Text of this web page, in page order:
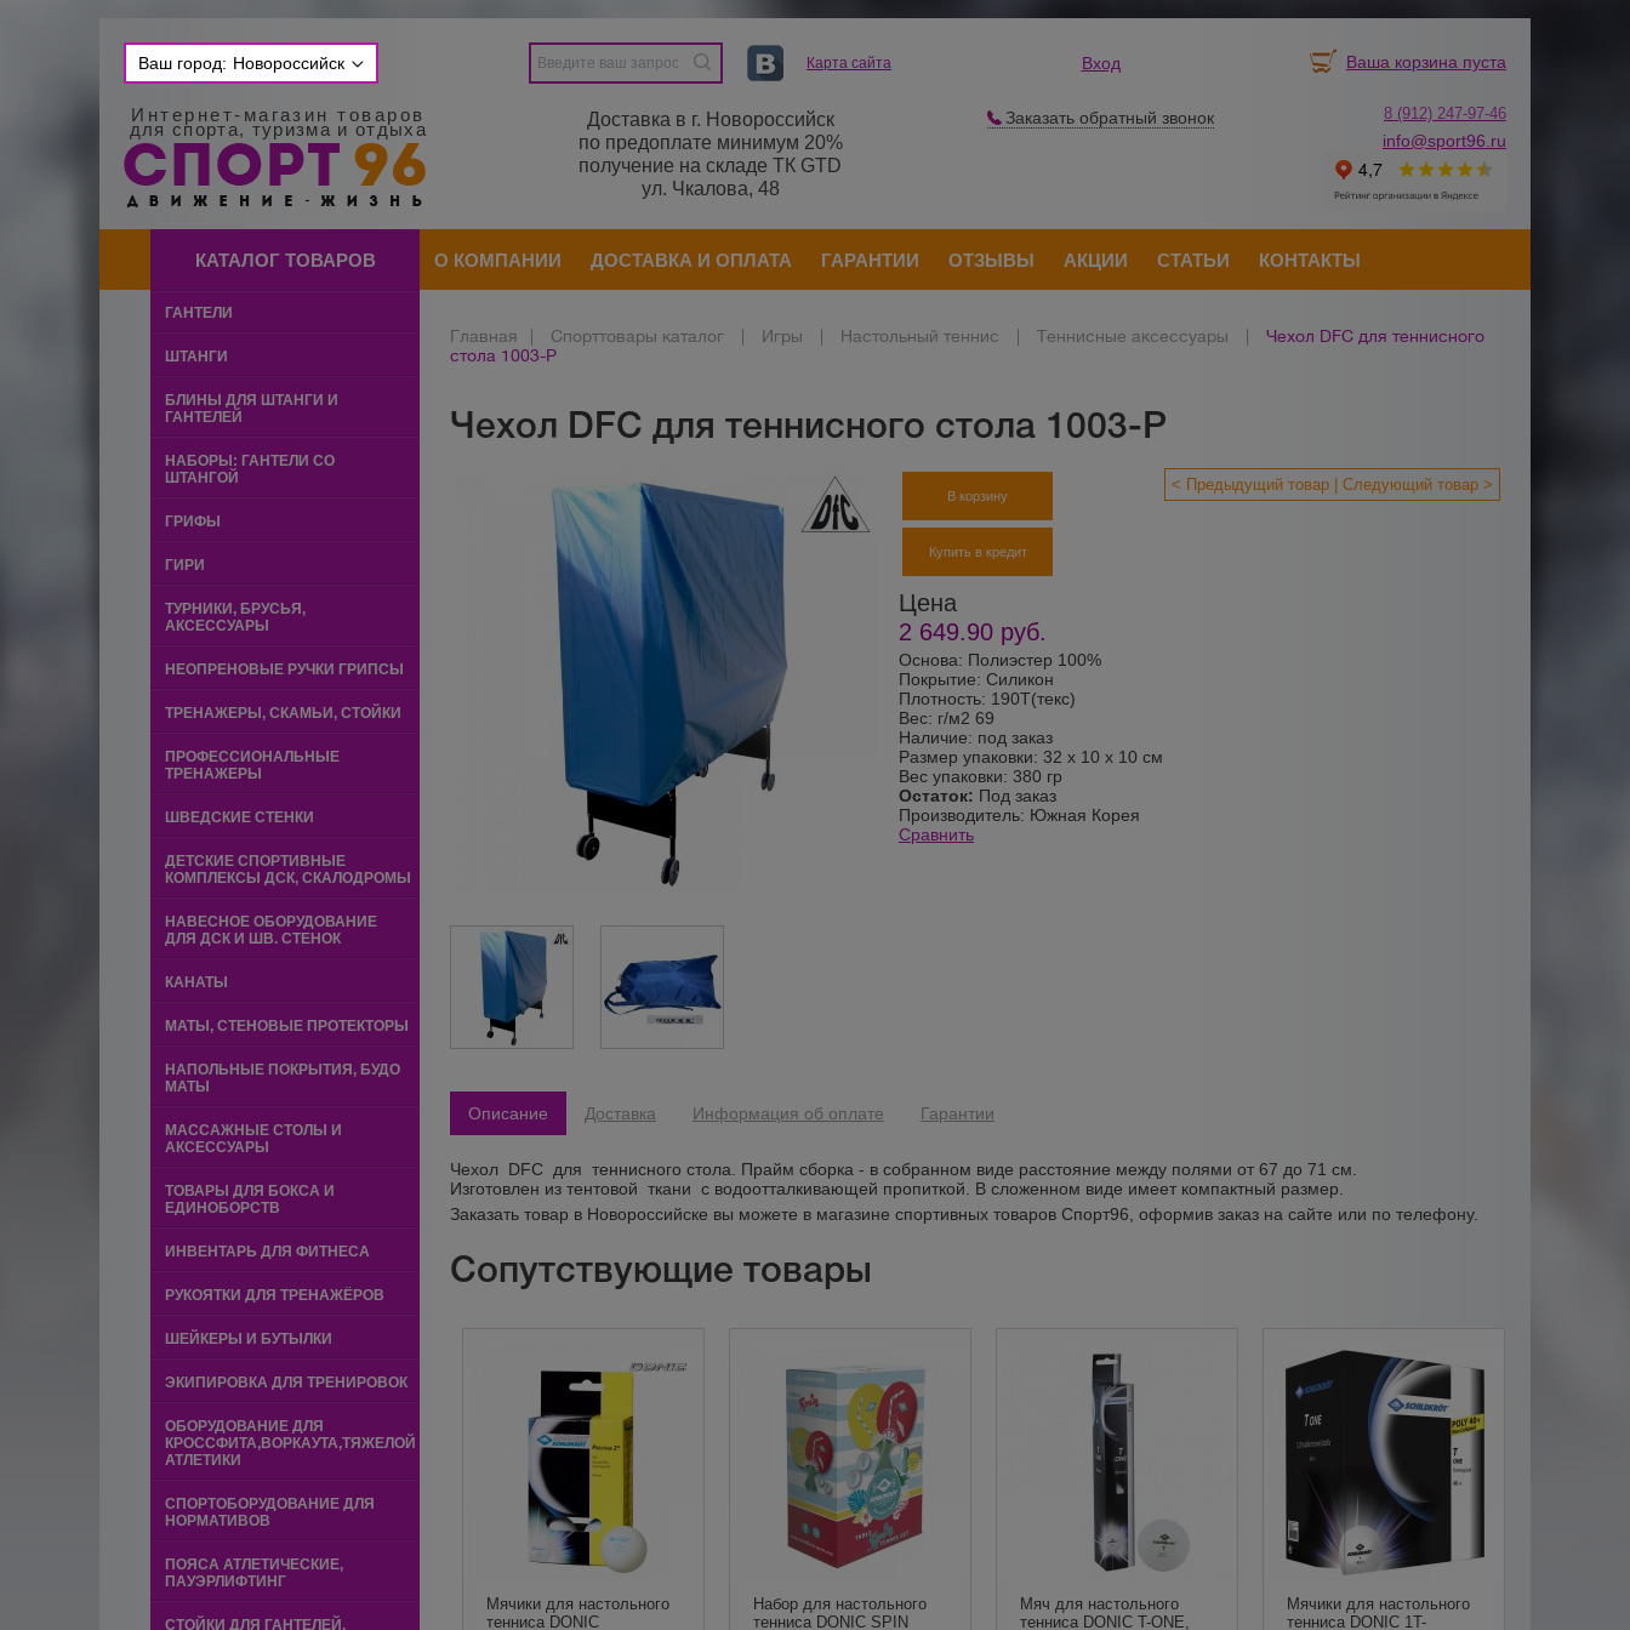
Ваш город: Новороссийск
Интернет-магазин товаров
для спорта, туризма и отдыха
Карта сайта
Доставка в г. Новороссийск
по предоплате минимум 20%
получение на складе ТК GTD
ул. Чкалова, 48
Вход
Заказать обратный звонок
Ваша корзина пуста
8 (912) 247-97-46
info@sport96.ru
КАТАЛОГ ТОВАРОВ О КОМПАНИИ ДОСТАВКА И ОПЛАТА ГАРАНТИИ ОТЗЫВЫ АКЦИИ СТАТЬИ КОНТАКТЫ
ГАНТЕЛИ
ШТАНГИ
БЛИНЫ ДЛЯ ШТАНГИ И
ГАНТЕЛЕЙ
НАБОРЫ: ГАНТЕЛИ СО
ШТАНГОЙ
ГРИФЫ
ГИРИ
ТУРНИКИ, БРУСЬЯ,
АКСЕССУАРЫ
НЕОПРЕНОВЫЕ РУЧКИ ГРИПСЫ
ТРЕНАЖЕРЫ, СКАМЬИ, СТОЙКИ
ПРОФЕССИОНАЛЬНЫЕ
ТРЕНАЖЕРЫ
ШВЕДСКИЕ СТЕНКИ
ДЕТСКИЕ СПОРТИВНЫЕ
КОМПЛЕКСЫ ДСК, СКАЛОДРОМЫ
НАВЕСНОЕ ОБОРУДОВАНИЕ
ДЛЯ ДСК И ШВ. СТЕНОК
КАНАТЫ
МАТЫ, СТЕНОВЫЕ ПРОТЕКТОРЫ
НАПОЛЬНЫЕ ПОКРЫТИЯ, БУДО
МАТЫ
МАССАЖНЫЕ СТОЛЫ И
АКСЕССУАРЫ
ТОВАРЫ ДЛЯ БОКСА И
ЕДИНОБОРСТВ
ИНВЕНТАРЬ ДЛЯ ФИТНЕСА
РУКОЯТКИ ДЛЯ ТРЕНАЖЁРОВ
ШЕЙКЕРЫ И БУТЫЛКИ
ЭКИПИРОВКА ДЛЯ ТРЕНИРОВОК
ОБОРУДОВАНИЕ ДЛЯ
КРОССФИТА,ВОРКАУТА,ТЯЖЕЛОЙ
АТЛЕТИКИ
СПОРТОБОРУДОВАНИЕ ДЛЯ
НОРМАТИВОВ
ПОЯСА АТЛЕТИЧЕСКИЕ,
ПАУЭРЛИФТИНГ
СТОЙКИ ДЛЯ ГАНТЕЛЕЙ,
Главная Спорттовары каталог Игры Настольный теннис Теннисные аксессуары
Чехол DFC для теннисного
стола 1003-P
Чехол DFC для теннисного стола 1003-P
< Предыдущий товар Следующий товар >
Основа: Полиэстер 100%
Покрытие: Силикон
Плотность: 190T(текс)
Вес: г/м2 69
Наличие: под заказ
Размер упаковки: 32 х 10 х 10 см
Вес упаковки: 380 гр
Остаток: Под заказ
Производитель: Южная Корея
Цена
2 649.90 руб.
В корзину
Купить в кредит
Сравнить
Описание Доставка Информация об оплате Гарантии
Чехол DFC для теннисного стола. Прайм сборка - в собранном виде расстояние между полями от 67 до 71 см.
Изготовлен из тентовой ткани с водоотталкивающей пропиткой. В сложенном виде имеет компактный размер.
Заказать товар в Новороссийске вы можете в магазине спортивных товаров Спорт96, оформив заказ на сайте или по телефону.
Сопутствующие товары
Мячики для настольного
тенниса DONIC
Набор для настольного
тенниса DONIC SPIN
Мяч для настольного
тенниса DONIC T-ONE,
Мячики для настольного
тенниса DONIC 1T-